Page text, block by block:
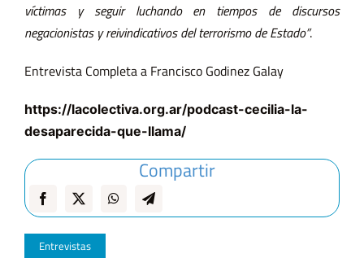
víctimas y seguir luchando en tiempos de discursos
negacionistas y reivindicativos del terrorismo de Estado”.
Entrevista Completa a Francisco Godinez Galay
https://lacolectiva.org.ar/podcast-cecilia-la-
desaparecida-que-llama/
Compartir
Entrevistas